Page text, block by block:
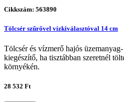
Cikkszám: 563890
Tölcsér szűrővel vízkiválasztóval 14 cm
Tölcsér és vízmerő hajós
kiegészítő, ha tisztábban szeretnél
környékén.
28 532 Ft